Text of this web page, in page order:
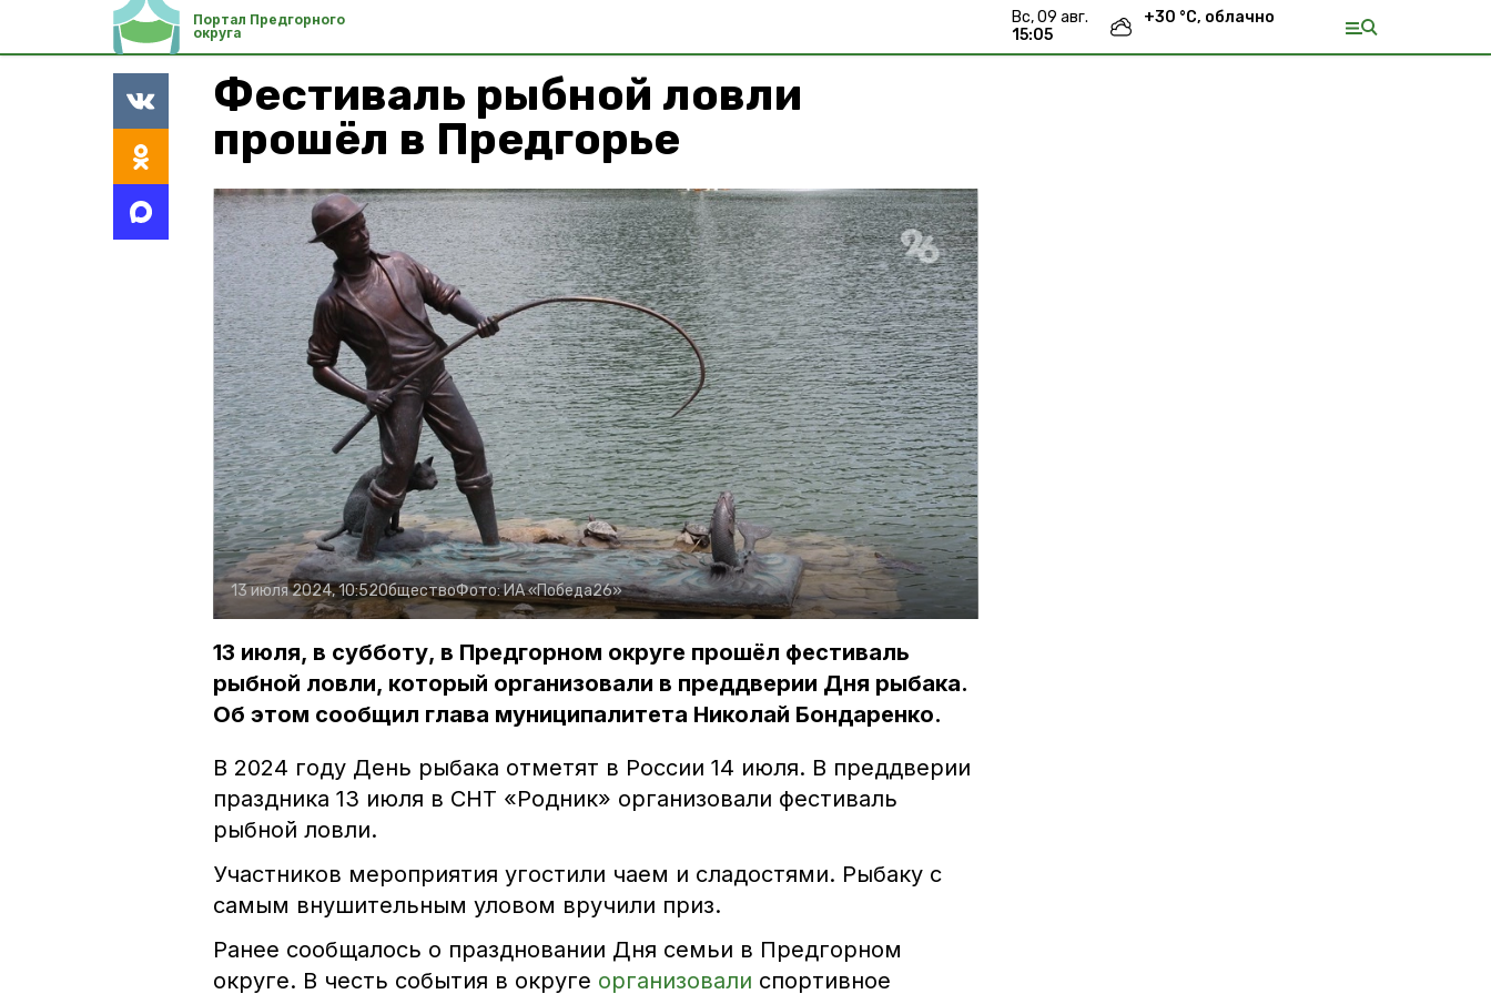
Портал Предгорного
округа
вс, 09 авг.
15:05
+30 °С, облачно
Фестиваль рыбной ловли
прошёл в Предгорье
13 июля 2024, 10:52ОбществоФото:ИА «Победа26»
13 июля, в субботу, в Предгорном округе прошёл фестиваль
рыбной ловли, который организовали в преддверии Дня рыбака.
Об этом сообщил глава муниципалитета Николай Бондаренко.
В 2024 году День рыбака отметят в России 14 июля. В преддверии
праздника 13 июля в СНТ «Родник» организовали фестиваль
рыбной ловли.
Участников мероприятия угостили чаем и сладостями. Рыбаку с
самым внушительным уловом вручили приз.
Ранее сообщалось о праздновании Дня семьи в Предгорном
округе. В честь события в округе организовали спортивное